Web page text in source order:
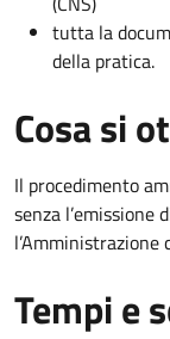
tutta la
della pratica.
Cosa si
Il procedimento
senza l’emissione
l’Amministrazione
Tempi e